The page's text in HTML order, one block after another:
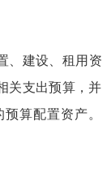
、建设、租用资
关支出预算，并
算配置资产。